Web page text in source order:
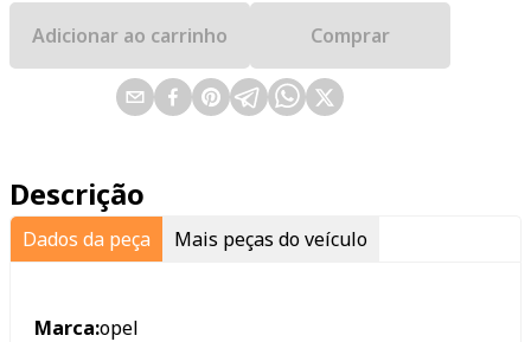
Adicionar ao carrinho Comprar
Descrição
Dados da peça Mais peças do veículo
Marca:opel